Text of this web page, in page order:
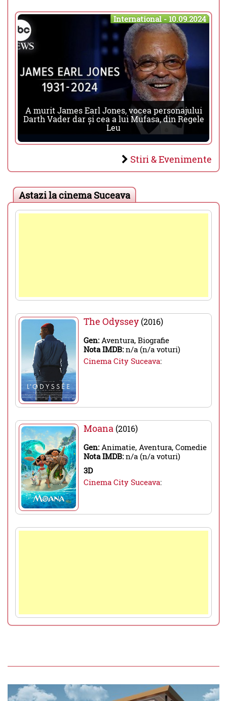
International - 10.09.2024
A murit James Earl Jones, vocea personajului
Darth Vader dar și cea a lui Mufasa, din Regele
Leu
Stiri & Evenimente
Astazi la cinema Suceava
The Odyssey(2016)
Gen:Aventura, Biografie
Nota IMDB:n/a (n/a voturi)
Cinema City Suceava:
Moana(2016)
Gen:Animatie, Aventura, Comedie
Nota IMDB:n/a (n/a voturi)
3D
Cinema City Suceava: